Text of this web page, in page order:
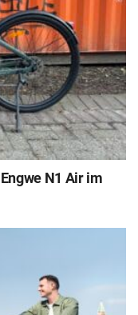
N1 Air im